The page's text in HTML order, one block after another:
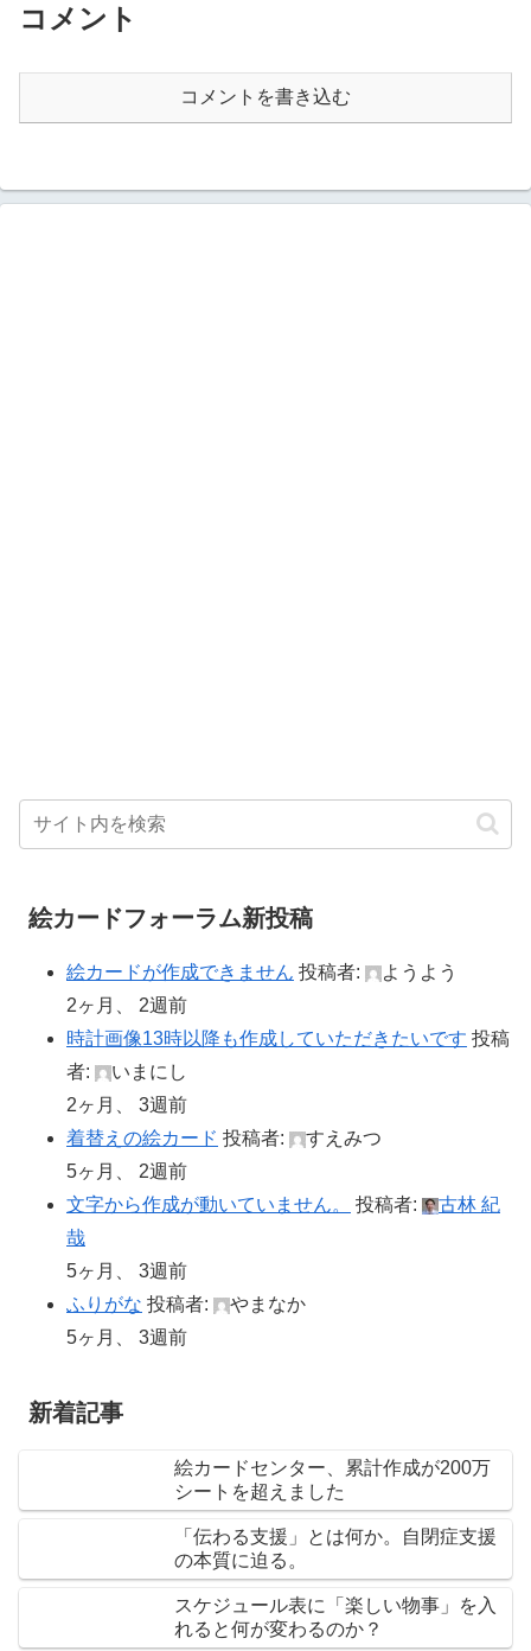
コメント
コメントを書き込む
絵カードフォーラム新投稿
絵カードが作成できません 投稿者:
ようよう
2ヶ月、 2週前
時計画像13時以降も作成していただきたいです 投稿
者:
いまにし
2ヶ月、 3週前
着替えの絵カード 投稿者:
すえみつ
5ヶ月、 2週前
文字から作成が動いていません。
投稿者:
古林 紀
哉
5ヶ月、 3週前
ふりがな 投稿者:
やまなか
5ヶ月、 3週前
新着記事
絵カードセンター、累計作成が200万
シートを超えました
「伝わる支援」とは何か。自閉症支援
の本質に迫る。
スケジュール表に「楽しい物事」を入
れると何が変わるのか？